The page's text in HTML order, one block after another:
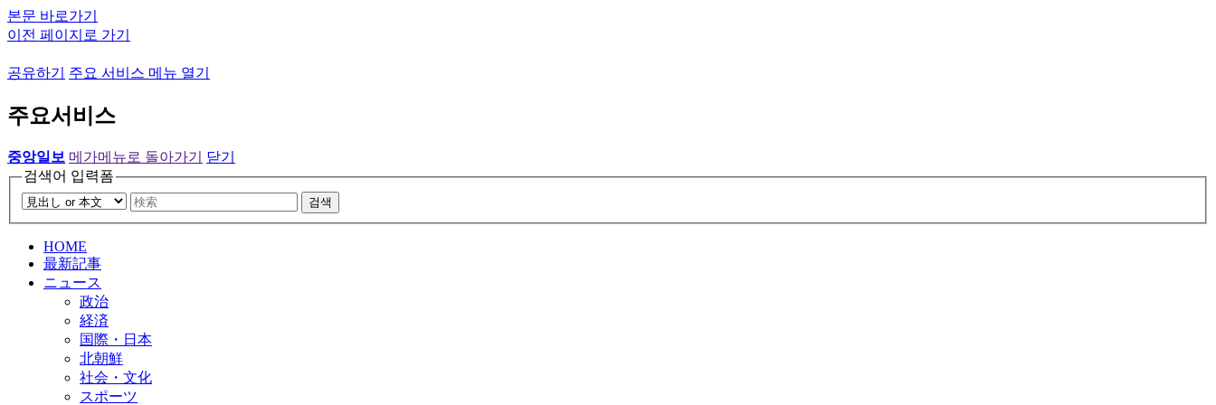
본문 바로가기
이전 페이지로 가기
공유하기 주요 서비스 메뉴 열기
주요서비스
중앙일보 메가메뉴로 돌아가기
닫기
검색어 입력폼
검색
HOME
最新記事
ニュース
政治
経済
国際・日本
北朝鮮
社会・文化
スポーツ